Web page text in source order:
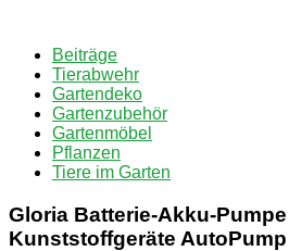
springenBeiträge
Tierabwehr
Gartendeko
Gartenzubehör
Gartenmöbel
Pflanzen
Tiere im Garten
Gloria Batterie-Akku-
Kunststoffgeräte